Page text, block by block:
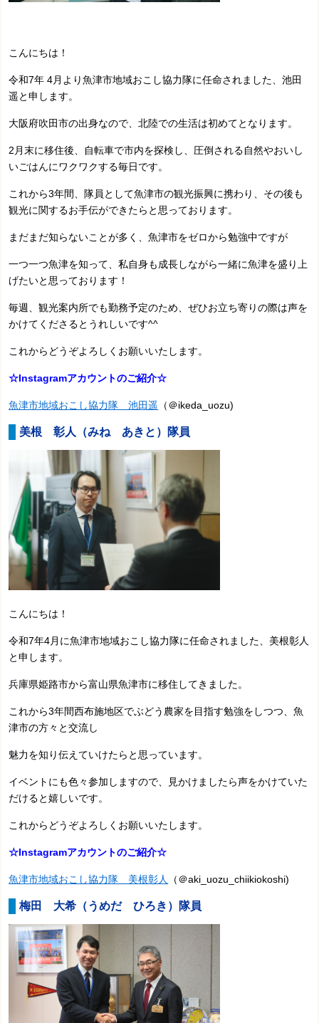
こんにちは！
令和7年 4月より魚津市地域おこし協力隊に任命されました、池田
遥と申します。
大阪府吹田市の出身なので、北陸での生活は初めてとなります。
2月末に移住後、自転車で市内を探検し、圧倒される自然やおいし
いごはんにワクワクする毎日です。
これから3年間、隊員として魚津市の観光振興に携わり、その後も
観光に関するお手伝ができたらと思っております。
まだまだ知らないことが多く、魚津市をゼロから勉強中ですが
一つ一つ魚津を知って、私自身も成長しながら一緒に魚津を盛り上
げたいと思っております！
毎週、観光案内所でも勤務予定のため、ぜひお立ち寄りの際は声を
かけてくださるとうれしいです^^
これからどうぞよろしくお願いいたします。
☆Instagramアカウントのご紹介☆
魚津市地域おこし協力隊 池田遥 （＠ikeda_uozu)
美根 彰人 （みね あきと）隊員
こんにちは！
令和7年4月に魚津市地域おこし協力隊に任命されました、美根彰人
と申します。
兵庫県姫路市から富山県魚津市に移住してきました。
これから3年間西布施地区でぶどう農家を目指す勉強をしつつ、魚
津市の方々と交流し
魅力を知り伝えていけたらと思っています。
イベントにも色々参加しますので、見かけましたら声をかけていた
だけると嬉しいです。
これからどうぞよろしくお願いいたします。
☆Instagramアカウントのご紹介☆
魚津市地域おこし協力隊 美根彰人 （＠aki_uozu_chiikiokoshi)
梅田 大希 （うめだ ひろき）隊員